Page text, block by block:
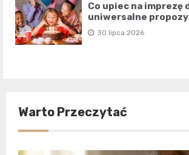
Co upiec na imprezę
uniwersalne
30 lipca 2026
Warto Przeczytać